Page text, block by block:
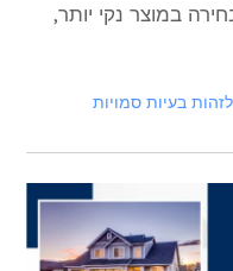
במוצר נקי יותר,
בעיות סמויות